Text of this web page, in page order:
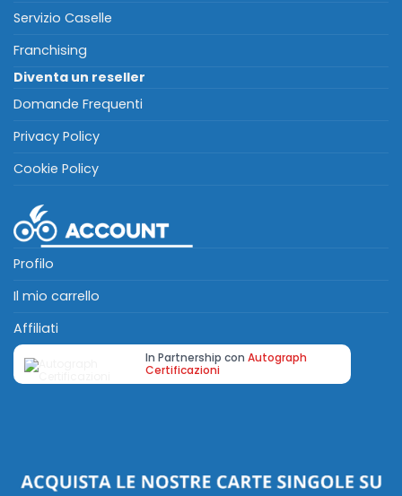
Servizio Caselle
Franchising
Diventa un reseller
Domande Frequenti
Privacy Policy
Cookie Policy
Profilo
Il mio carrello
Affiliati
In Partnership con Autograph
Certificazioni